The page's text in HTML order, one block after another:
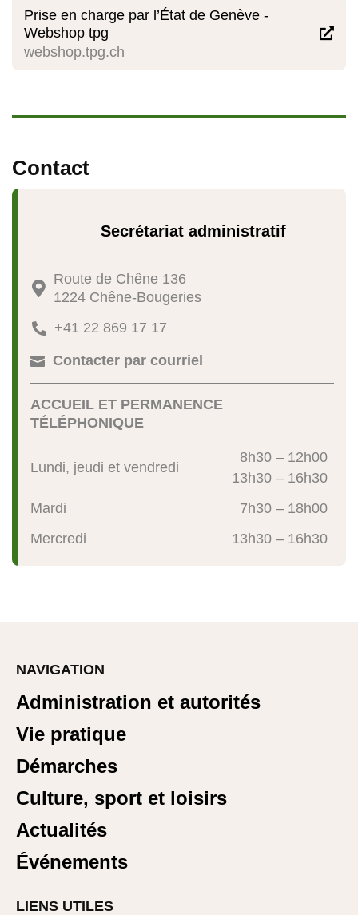

Prise en charge par l’État de Genève -
Webshop tpg
webshop.tpg.ch
Contact
Secrétariat administratif

Route de Chêne 136
1224 Chêne-Bougeries
 +41 22 869 17 17
 Contacter par courriel
ACCUEIL ET PERMANENCE
TÉLÉPHONIQUE
Lundi, jeudi et vendredi
8h30 – 12h00
13h30 – 16h30
Mardi
7h30 – 18h00
Mercredi
13h30 – 16h30
NAVIGATION
Administration et autorités
Vie pratique
Démarches
Culture, sport et loisirs
Actualités
Événements
LIENS UTILES